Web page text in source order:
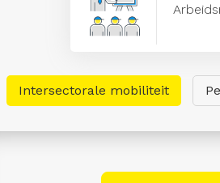
Intersectorale mobiliteit